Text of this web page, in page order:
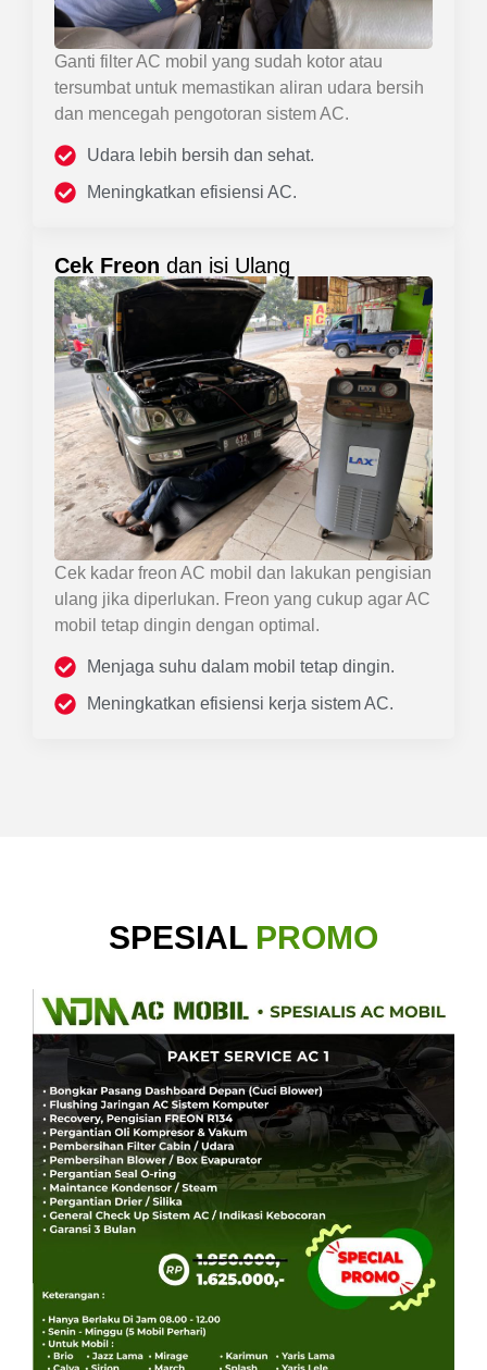
Ganti filter AC mobil yang sudah kotor atau
tersumbat untuk memastikan aliran udara bersih
dan mencegah pengotoran sistem AC.
Udara lebih bersih dan sehat.
Meningkatkan efisiensi AC.
Cek Freon dan isi Ulang
Cek kadar freon AC mobil dan lakukan pengisian
ulang jika diperlukan. Freon yang cukup agar AC
mobil tetap dingin dengan optimal.
Menjaga suhu dalam mobil tetap dingin.
Meningkatkan efisiensi kerja sistem AC.
SPESIAL PROMO